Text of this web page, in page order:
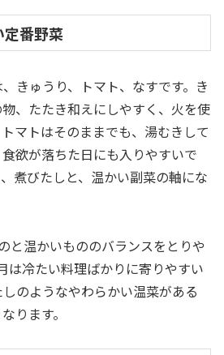
定番野菜
きゅうり、トマト、なすです。き
、たたき和えにしやすく、火を使
マトはそのままでも、湯むきして
欲が落ちた日にも入りやすいで
煮びたしと、温かい副菜の軸にな
と温かいもののバランスをとりや
は冷たい料理ばかりに寄りやすい
のようなやわらかい温菜がある
ります。